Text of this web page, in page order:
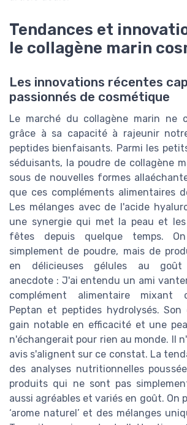
Tendances et
le collagène marin
Les innovations récentes
passionnés de cosmétique
Le marché du collagène marin ne
grâce à sa capacité à rajeunir
peptides bienfaisants. Parmi les
séduisants, la poudre de collagène
sous de nouvelles formes
que ces compléments alimentaires
Les mélanges avec de l'acide
une synergie qui met la peau et
fêtes depuis quelque temps.
simplement de poudre, mais de
en délicieuses gélules au
anecdote : J'ai entendu un ami
complément alimentaire mixant
Peptan et peptides hydrolysés. Son
gain notable en efficacité et une
n'échangerait pour rien au monde. Il
avis s'alignent sur ce constat. La
des analyses nutritionnelles
produits qui ne sont pas
aussi agréables et variés en goût. On
‘arome naturel’ et des mélanges